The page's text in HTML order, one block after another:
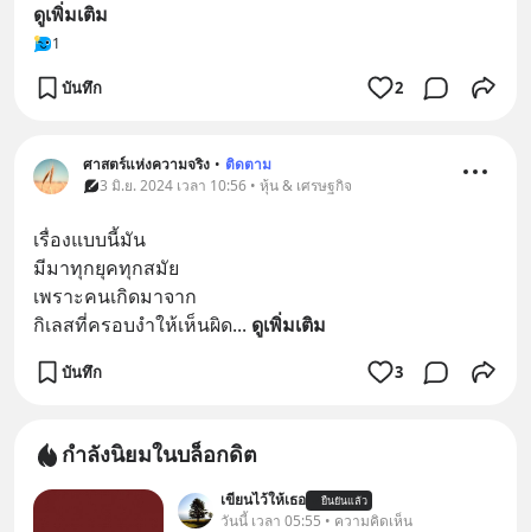
ดูเพิ่มเติม
1
บันทึก 2
ศาสตร์แห่งความจริง • ติดตาม
3 มิ.ย. 2024 เวลา 10:56 • หุ้น & เศรษฐกิจ
เรื่องแบบนี้มัน
มีมาทุกยุคทุกสมัย
เพราะคนเกิดมาจาก
กิเลสที่ครอบงำให้เห็นผิด... ดูเพิ่มเติม
บันทึก 3
กำลังนิยมในบล็อกดิต
เขียนไว้ให้เธอ ยืนยันแล้ว
วันนี้ เวลา 05:55 • ความคิดเห็น